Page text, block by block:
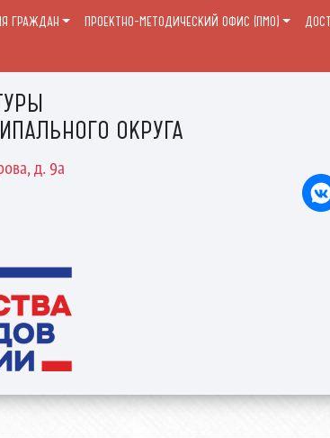
ОКРУГА
д. 9а
ГРАЖДАН ПРОЕКТНО-МЕТОДИЧЕСКИЙ ОФИС (ПМО)